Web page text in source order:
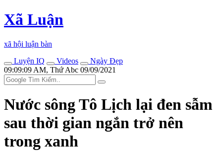
Xã Luận
xã hội luận bàn
Luyện IQ
Videos
Ngày Đẹp
09:09:09 AM, Thứ Abc 09/09/2021
Nước sông Tô Lịch lại đen sẫm
sau thời gian ngắn trở nên
trong xanh